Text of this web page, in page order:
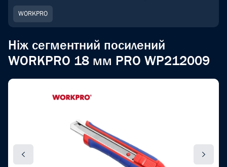
WORKPRO
Ніж сегментний посилений
WORKPRO 18 мм PRO WP212009